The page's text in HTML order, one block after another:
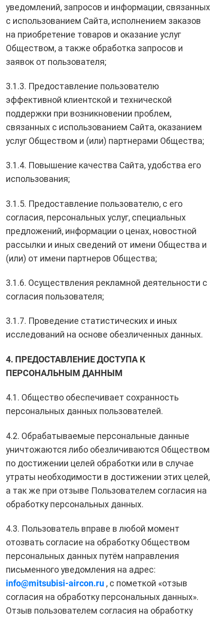
уведомлений, запросов и информации, связанных
с использованием Сайта, исполнением заказов
на приобретение товаров и оказание услуг
Обществом, а также обработка запросов и
заявок от пользователя;
3.1.3. Предоставление пользователю
эффективной клиентской и технической
поддержки при возникновении проблем,
связанных с использованием Сайта, оказанием
услуг Обществом и (или) партнерами Общества;
3.1.4. Повышение качества Сайта, удобства его
использования;
3.1.5. Предоставление пользователю, с его
согласия, персональных услуг, специальных
предложений, информации о ценах, новостной
рассылки и иных сведений от имени Общества и
(или) от имени партнеров Общества;
3.1.6. Осуществления рекламной деятельности с
согласия пользователя;
3.1.7. Проведение статистических и иных
исследований на основе обезличенных данных.
4. ПРЕДОСТАВЛЕНИЕ ДОСТУПА К
ПЕРСОНАЛЬНЫМ ДАННЫМ
4.1. Общество обеспечивает сохранность
персональных данных пользователей.
4.2. Обрабатываемые персональные данные
уничтожаются либо обезличиваются Обществом
по достижении целей обработки или в случае
утраты необходимости в достижении этих целей,
а так же при отзыве Пользователем согласия на
обработку персональных данных.
4.3. Пользователь вправе в любой момент
отозвать согласие на обработку Обществом
персональных данных путём направления
письменного уведомления на адрес:
info@mitsubisi-aircon.ru , с пометкой «отзыв
согласия на обработку персональных данных».
Отзыв пользователем согласия на обработку